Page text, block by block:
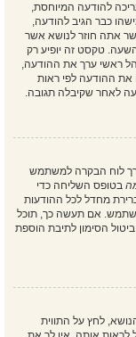
להודעה המיוחסת,
כבר הגיב להודעה,
אתה חוזר לנושא אשר
טקסט זה יופיע רק
ראשי ערך את ההודעה,
את ההודעה לפי ראות
לאחר שקיבלה תגובה.
לוח הבקרה למשתמש
בטופס השליחה כדי
מחדל לכל ההודעות
אם תעשה כך, תוכל
הסימון לתיבת הוספת
לחץ על התווית